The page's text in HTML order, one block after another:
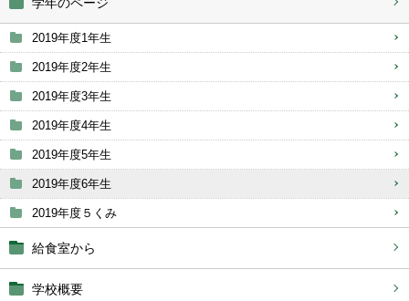
2019年度1年生
2019年度2年生
2019年度3年生
2019年度4年生
2019年度5年生
2019年度6年生
2019年度５くみ
給食室から
学校概要